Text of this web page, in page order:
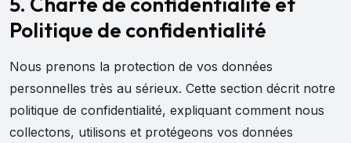
Politique de confidentialité
Nous prenons la protection de vos données
personnelles très au sérieux. Cette section décrit notre
politique de confidentialité, expliquant comment nous
collectons, utilisons et protégeons vos données